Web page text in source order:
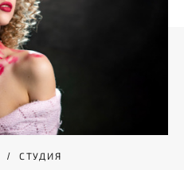
СТУДИЯ